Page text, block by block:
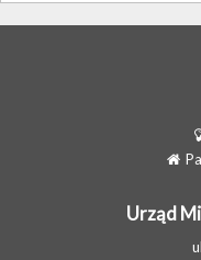
Urząd